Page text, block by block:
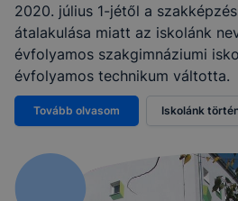
2020. július 1-jétől a
átalakulása miatt az iskolánk
évfolyamos szakgimnáziumi
évfolyamos technikum váltotta.
Tovább olvasom Iskolánk